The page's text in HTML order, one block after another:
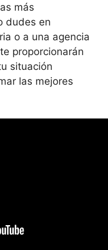
más
dudes en
o a una agencia
proporcionarán
situación
las mejores